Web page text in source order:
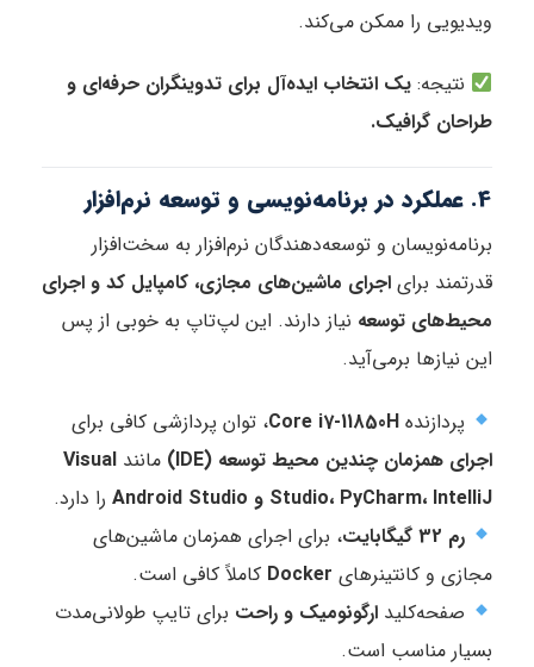
ویدیویی را ممکن می‌کند.
نتیجه:یک انتخاب ایده‌آل برای تدوینگران حرفه‌ای و
طراحان گرافیک.
4. عملکرد در برنامه‌نویسی و توسعه نرم‌افزار
برنامه‌نویسان و توسعه‌دهندگان نرم‌افزار به سخت‌افزار
قدرتمند برای اجرای ماشین‌های مجازی، کامپایل کد و اجرای
محیط‌های توسعه نیاز دارند. این لپ‌تاپ به خوبی از پس
این نیازها برمی‌آید.
پردازندهCore i7-11850H، توان پردازشی کافی برای
اجرای همزمان چندین محیط توسعه (IDE)
مانند Visual
Studio، PyCharm، IntelliJ و Android Studio
را دارد.
رم 32 گیگابایت
، برای اجرای همزمان ماشین‌های
مجازی و کانتینرهای Docker کاملاً کافی است.
صفحه‌کلیدارگونومیک و راحت برای تایپ طولانی‌مدت
بسیار مناسب است.